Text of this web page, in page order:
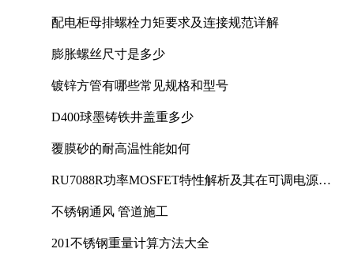
配电柜母排螺栓力矩要求及连接规范详解
膨胀螺丝尺寸是多少
镀锌方管有哪些常见规格和型号
D400球墨铸铁井盖重多少
覆膜砂的耐高温性能如何
RU7088R功率MOSFET特性解析及其在可调电源设
不锈钢通风 管道施工
201不锈钢重量计算方法大全